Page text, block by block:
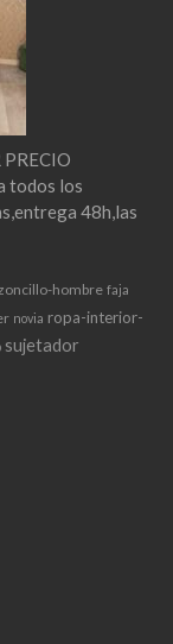
todos los
48h,las
hombre faja
novia ropa-interior-
sujetador